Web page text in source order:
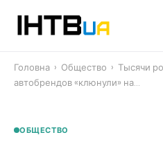
Головна › Общество › Тысячи
автобрендов «клюнули» на…
ОБЩЕСТВО